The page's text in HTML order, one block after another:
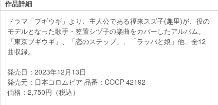
作品詳細
ドラマ「ブギウギ」より、主人公である福来スズ子(趣里)が、役の
モデルとなった歌手・笠置シヅ子の楽曲をカバーしたアルバム。
「東京ブギウギ」、「恋のステップ」、「ラッパと娘」他、全12
曲収録。
発売日：2023年12月13日
発売元：日本コロムビア 品番：COCP-42192
価格：2,750円（税込）